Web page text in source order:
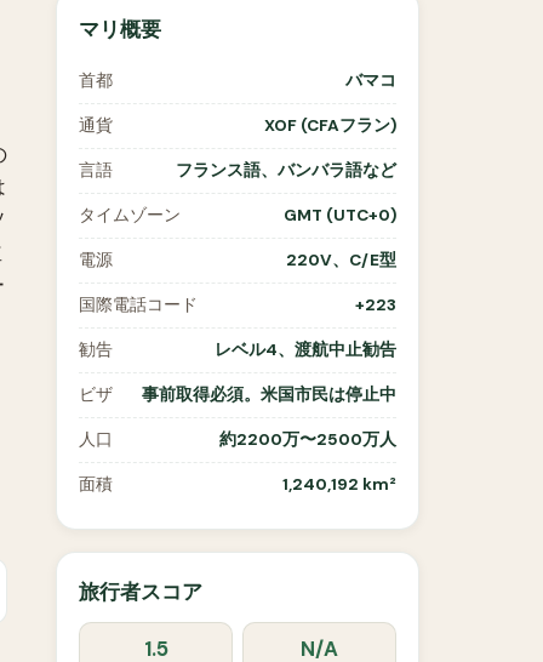
マリ概要
首都 バマコ
通貨 XOF (CFAフラン)
言語 フランス語、バンバラ語など
タイムゾーン GMT (UTC+0)
電源 220V、C/E型
国際電話コード +223
勧告 レベル4、渡航中止勧告
ビザ 事前取得必須。米国市民は停止中
人口 約2200万〜2500万人
面積 1,240,192 km²
旅行者スコア
1.5 N/A